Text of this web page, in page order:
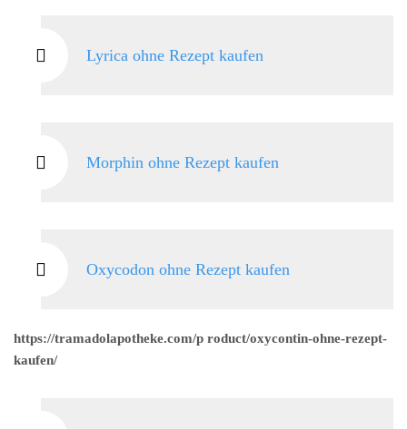
Lyrica ohne Rezept kaufen
Morphin ohne Rezept kaufen
Oxycodon ohne Rezept kaufen
https://tramadolapotheke.com/p roduct/oxycontin-ohne-rezept-
kaufen/